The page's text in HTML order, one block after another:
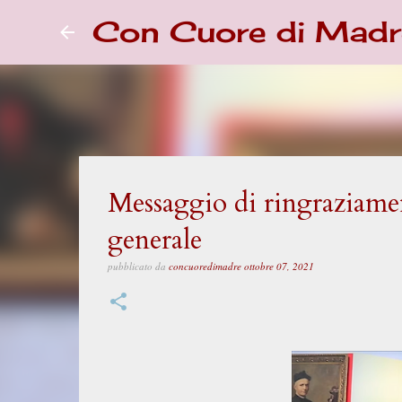
Con Cuore di
Messaggio di
generale
pubblicato da concuoredimadre ottobre 07, 2021